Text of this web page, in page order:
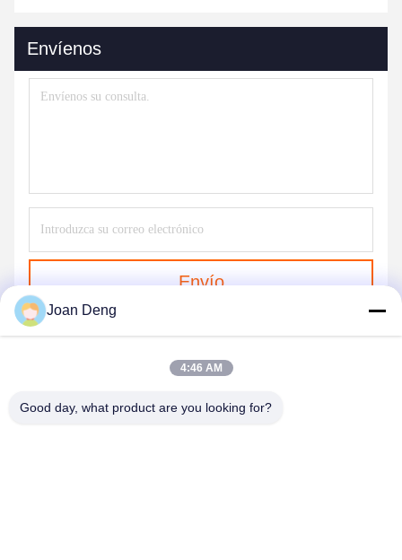
Envíenos
Envío
Joan Deng
4:46 AM
Good day, what product are you looking for?